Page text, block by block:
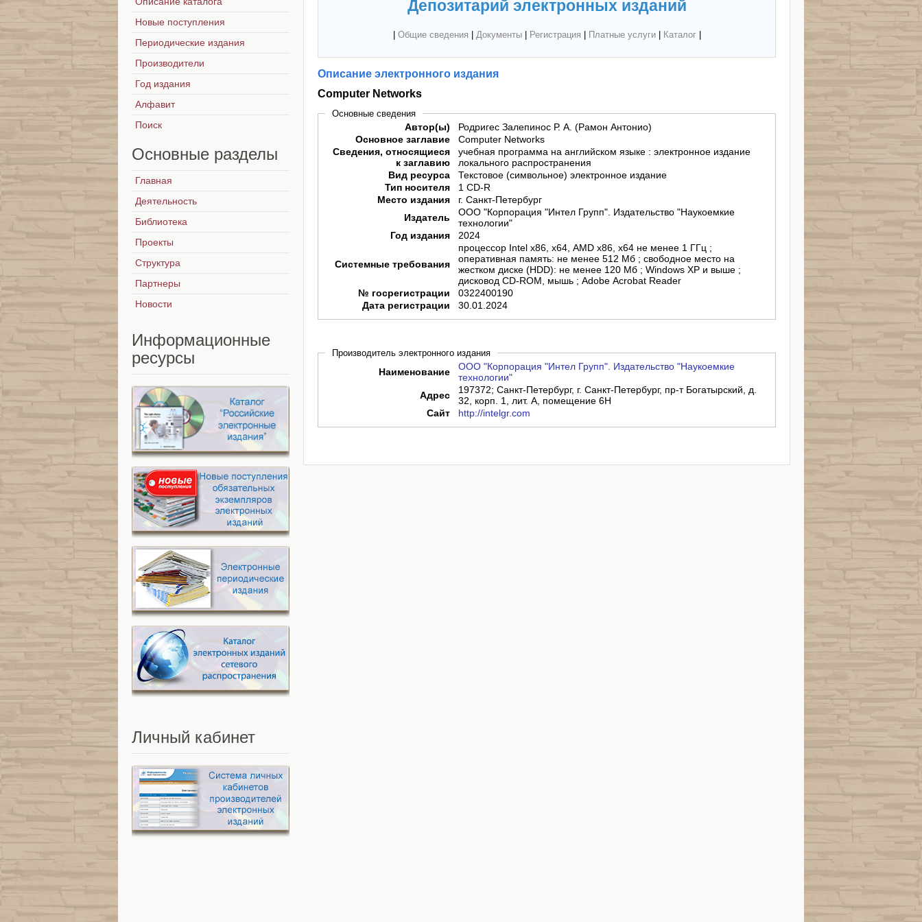
Депозитарий электронных изданий
Общие сведения Документы| Регистрация Платные услуги| Каталог|
Описание электронного издания
Computer Networks
Основные сведения
Автор(ы)
Родригес Залепинос Р. А. (Рамон Антонио)
Основное заглавие
Computer Networks
Сведения, относящиеся
к заглавию
учебная программа на английском языке : электронное издание
локального распространения
Вид ресурса
Текстовое (символьное) электронное издание
Тип носителя
1 CD-R
Место издания
г. Санкт-Петербург
Издатель
ООО "Корпорация "Интел Групп". Издательство "Наукоемкие
технологии"
Год издания
2024
Системные требования
процессор Intel х86, х64, AMD х86, х64 не менее 1 ГГц ;
оперативная память: не менее 512 Мб ; свободное место на
жестком диске (HDD): не менее 120 Мб ; Windows XP и выше ;
дисковод CD-ROM, мышь ; Adobe Acrobat Reader
№ госрегистрации
0322400190
Дата регистрации
30.01.2024
Производитель электронного издания
Наименование
ООО "Корпорация "Интел Групп". Издательство "Наукоемкие
технологии"
Адрес
197372; Санкт-Петербург, г. Санкт-Петербург, пр-т Богатырский, д.
32, корп. 1, лит. А, помещение 6Н
Сайт
http://intelgr.com
Новые поступления
Периодические издания
Производители
Год издания
Алфавит
Поиск
Основные разделы
Главная
Деятельность
Библиотека
Проекты
Структура
Партнеры
Новости
Информационные
ресурсы
Личный кабинет